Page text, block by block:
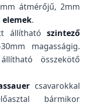
átmérőjű, 2mm
elemek.
állítható szintező
magasságig.
összekötő
csavarokkal
bármikor